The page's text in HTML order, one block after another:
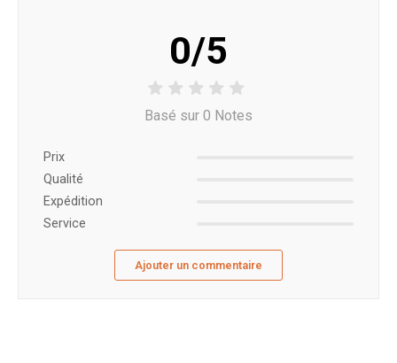
0/5
Basé sur 0 Notes
Prix ​​
Qualité
Expédition
Service
Ajouter un commentaire